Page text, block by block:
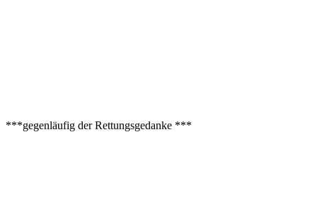
***gegenläufig der Rettungsgedanke ***